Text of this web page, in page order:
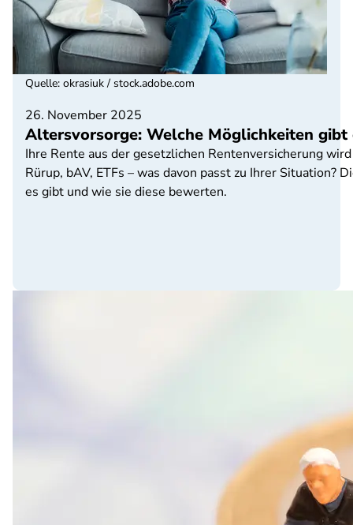
26. November 2025
Altersvorsorge: Welche Möglichkeiten gibt
Ihre Rente aus der gesetzlichen Rentenversicherung
Rürup, bAV, ETFs – was davon passt zu Ihrer
es gibt und wie sie diese bewerten.
Quelle: okrasiuk / stock.adobe.com